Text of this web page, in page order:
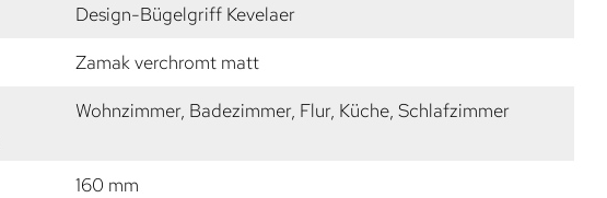
Design-Bügelgriff Kevelaer
Zamak verchromt matt
Wohnzimmer, Badezimmer, Flur, Küche, Schlafzimmer
160 mm